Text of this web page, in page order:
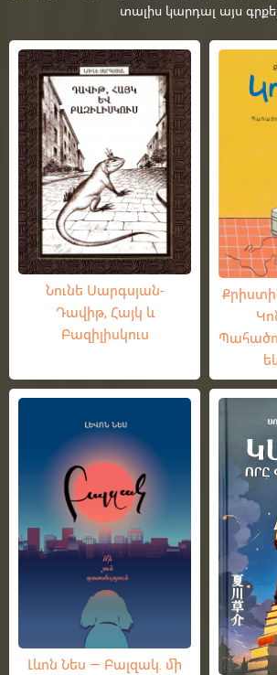
տալիս կարդալ այս
Նունե Սարգսյան-
Դավիթ, Հայկ և
Բազիլիսկուս
Լևոն Նես — Բալզակ. մի